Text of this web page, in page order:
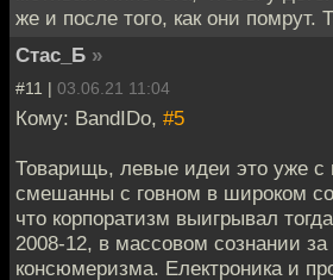
же и после того, как они помрут.
Стас_Б »
#11 | 03.06.21 11:04
Кому: BandIDo, #5
Товарищь, левые идеи это уже с
смешанны с говном в широком
что корпоратизм выигрывал
2008-12, в массовом сознании за
консюмеризма. Електроника и